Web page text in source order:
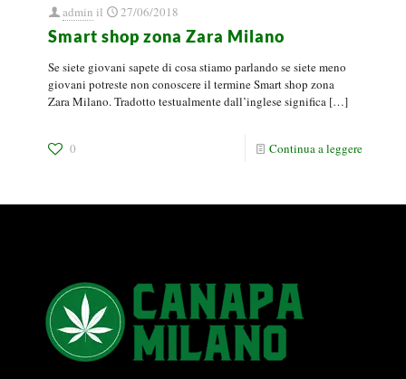
admin il 27/06/2018
Smart shop zona Zara Milano
Se siete giovani sapete di cosa stiamo parlando se siete meno
giovani potreste non conoscere il termine Smart shop zona
Zara Milano. Tradotto testualmente dall’inglese significa […]
0 Continua a leggere